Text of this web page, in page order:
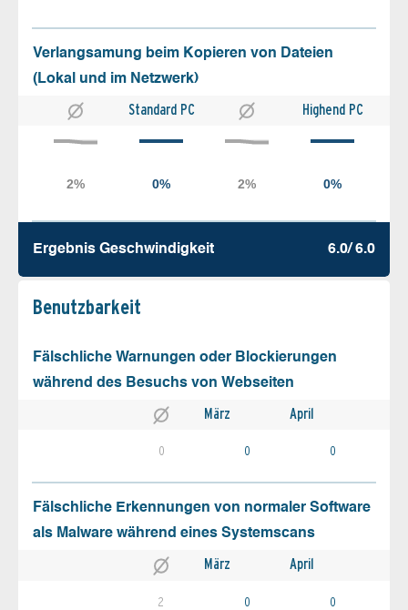
Verlangsamung beim Kopieren von Dateien
(Lokal und im Netzwerk)
Standard PC Highend PC
Ergebnis Geschw­indigkeit 6.0/ 6.0
Benutz­barkeit
Fälschliche Warnungen oder Blockierungen
während des Besuchs von Webseiten
März April
0 0 0
Fälschliche Erkennungen von normaler Software
als Malware während eines Systemscans
März April
2 0 0